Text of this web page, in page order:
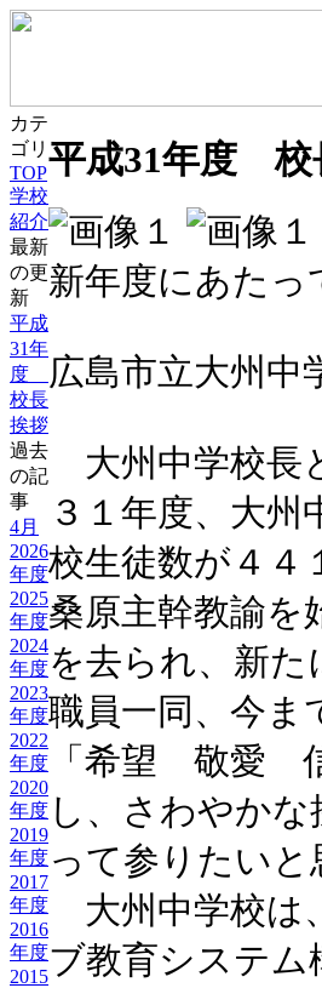
カテ
ゴリ
TOP
学校
紹介
最新
の更
新
平成
31年
度
校長
挨拶
過去
の記
事
4月
2026
年度
2025
年度
2024
年度
2023
年度
2022
年度
2020
年度
2019
年度
2017
年度
2016
年度
2015
平成31年度 校
新年度にあた
広島市立大州
大州中学校長
３１年度、大
校生徒数が４４
桑原主幹教諭を
を去られ、新
職員一同、今ま
「希望 敬愛
し、さわやか
って参りたいと
大州中学校は
ブ教育システム